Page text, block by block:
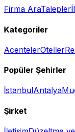
Firma AraTalepler
Kategoriler
AcentelerOteller
Popüler Şehirler
İstanbulAntalya
Şirket